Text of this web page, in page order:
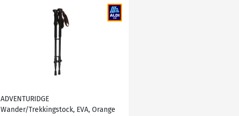
ADVENTURIDGE
Wander/Trekkingstock, EVA, Orange